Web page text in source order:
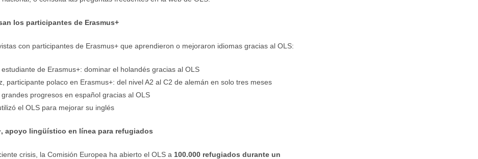
los participantes de Erasmus+
con participantes de Erasmus+ que aprendieron o mejoraron idiomas gracias al OLS:
de Erasmus+: dominar el holandés gracias al OLS
participante polaco en Erasmus+: del nivel A2 al C2 de alemán en solo tres meses
grandes progresos en español gracias al OLS
el OLS para mejorar su inglés
apoyo lingüístico en línea para refugiados
crisis, la Comisión Europea ha abierto el OLS a 100.000 refugiados durante un